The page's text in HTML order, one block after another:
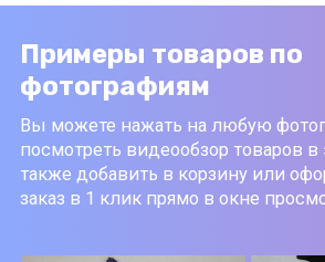
Примеры товаров по
фотографиям
Вы можете нажать на любую
посмотреть видеообзор товаров
также добавить в корзину или
заказ в 1 клик прямо в окне